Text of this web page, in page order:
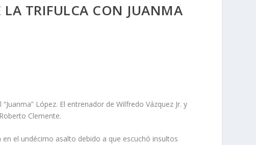
LA TRIFULCA CON JUANMA
López. El entrenador de Wilfredo Vázquez Jr. y
Clemente.
el undécimo asalto debido a que escuchó insultos